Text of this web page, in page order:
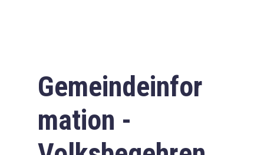
Gemeindeinfor
mation -